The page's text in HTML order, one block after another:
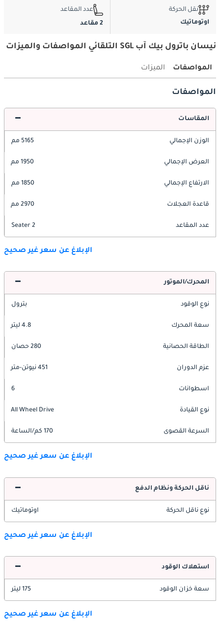
نقل الحركة
اوتوماتيك
عدد المقاعد
2 مقاعد
نيسان باترول بيك آب SGL التلقائي المواصفات والميزات
المواصفات الميزات
المواصفات
المقاسات
الوزن الإجمالي 5165 مم
العرض الإجمالي 1950 مم
الارتفاع الإجمالي 1850 مم
قاعدة العجلات 2970 مم
عدد المقاعد 2 Seater
الإبلاغ عن سعر غير صحيح
المحرك/الموتور
نوع الوقود بترول
سعة المحرك 4.8 ليتر
الطاقة الحصانية 280 حصان
عزم الدوران 451 نيوتن-متر
اسطوانات 6
نوع القيادة All Wheel Drive
السرعة القصوى 170 كم/الساعة
الإبلاغ عن سعر غير صحيح
ناقل الحركة ونظام الدفع
نوع ناقل الحركة اوتوماتيك
الإبلاغ عن سعر غير صحيح
استهلاك الوقود
سعة خزان الوقود 175 ليتر
الإبلاغ عن سعر غير صحيح